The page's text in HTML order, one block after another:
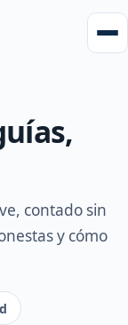
contado sin
y cómo